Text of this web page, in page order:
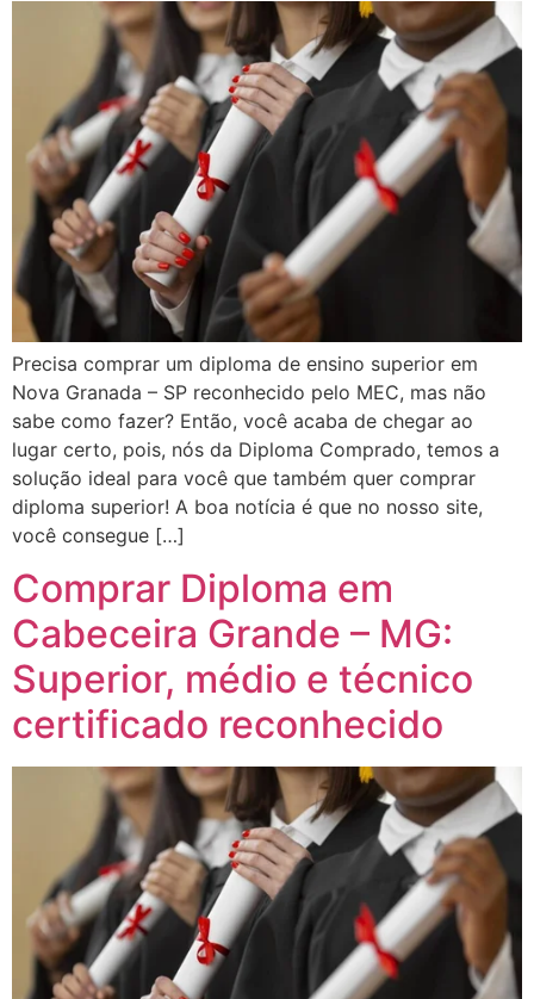
Precisa comprar um diploma de ensino superior em
Nova Granada – SP reconhecido pelo MEC, mas não
sabe como fazer? Então, você acaba de chegar ao
lugar certo, pois, nós da Diploma Comprado, temos a
solução ideal para você que também quer comprar
diploma superior! A boa notícia é que no nosso site,
você consegue […]
Comprar Diploma em
Cabeceira Grande – MG:
Superior, médio e técnico
certificado reconhecido